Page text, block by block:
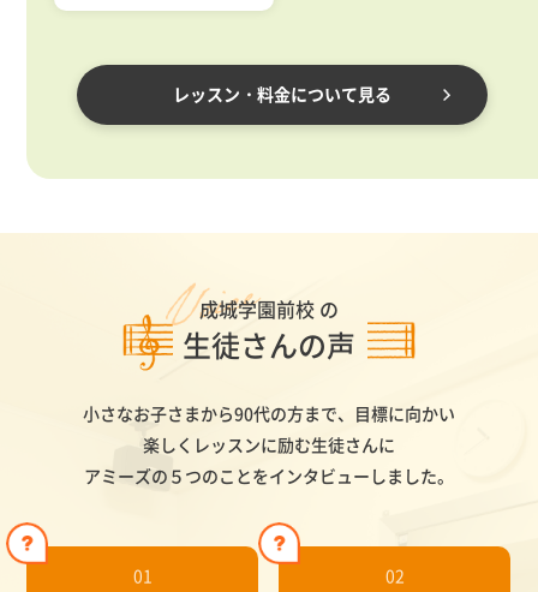
レッスン・料金について見る
成城学園前校 の
生徒さんの声
小さなお子さまから90代の方まで、目標に向かい
楽しくレッスンに励む生徒さんに
アミーズの５つのことをインタビューしました。
01
02